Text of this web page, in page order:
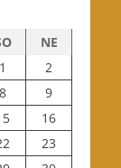
NE
1
2
8
9
16
23